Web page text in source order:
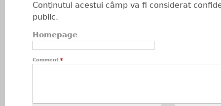
Conţinutul acestui câmp va fi considerat
public.
Homepage
Comment *